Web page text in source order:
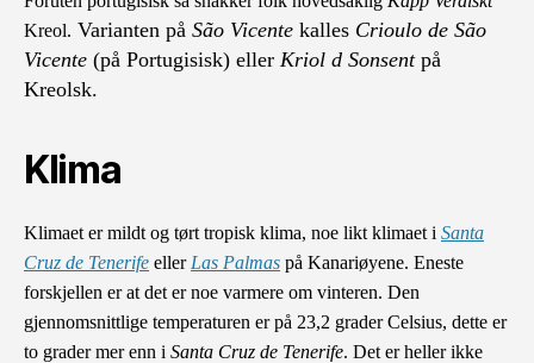
Kreol. Varianten på São Vicente kalles Crioulo de São
Vicente (på Portugisisk) eller Kriol d Sonsentpå
Kreolsk.
Klima
Klimaet er mildt og tørt tropisk klima, noe likt klimaet i Santa
Cruz de Tenerife eller Las Palmas på Kanariøyene. Eneste
forskjellen er at det er noe varmere om vinteren. Den
gjennomsnittlige temperaturen er på 23,2 grader Celsius, dette er
to grader mer enn i Santa Cruz de Tenerife. Det er heller ikke